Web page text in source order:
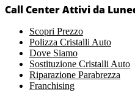
Call Center Attivi da
Scopri Prezzo
Polizza Cristalli Auto
Dove Siamo
Sostituzione Cristalli Auto
Riparazione Parabrezza
Franchising